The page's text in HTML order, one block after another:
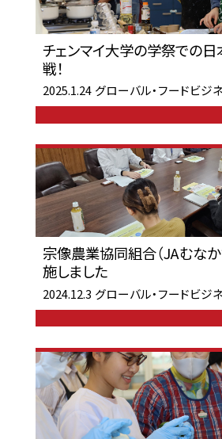
チェンマイ大学の学祭での
戦！
2025.1.24 グローバル・フードビジ
宗像農業協同組合（JAむな
施しました
2024.12.3 グローバル・フードビジ